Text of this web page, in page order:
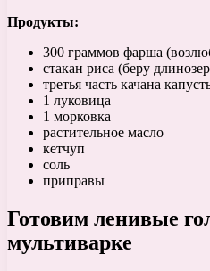
Продукты:
300 граммов фарша
стакан риса (беру
третья часть качана
1 луковица
1 морковка
растительное масло
кетчуп
соль
приправы
Готовим ленивые
мультиварке